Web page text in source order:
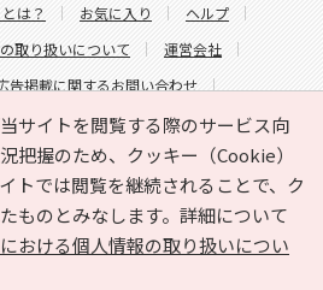
サイトを閲覧する際のサービス向
把握のため、クッキー（Cookie）
トでは閲覧を継続されることで、ク
ものとみなします。詳細について
おける個人情報の取り扱いについ
は？ お気に入り
ヘルプ
取り扱いについて
運営会社
告掲載に関するお問い合わせ
容に関するお問い合わせ
All Rights Reserved.